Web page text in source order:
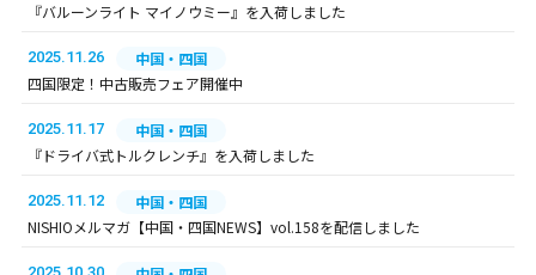
『バルーンライト マイノウミー』を入荷しました
2025.11.26
中国・四国
四国限定！中古販売フェア開催中
2025.11.17
中国・四国
『ドライバ式トルクレンチ』を入荷しました
2025.11.12
中国・四国
NISHIOメルマガ【中国・四国NEWS】vol.158を配信しました